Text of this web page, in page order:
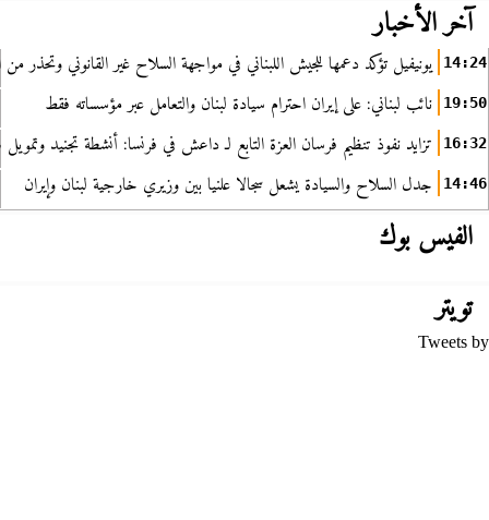
آخر الأخبار
14:24 يونيفيل تؤكد دعمها للجيش اللبناني في مواجهة السلاح غير القانوني وتحذر من
19:50 نائب لبناني: على إيران احترام سيادة لبنان والتعامل عبر مؤسساته فقط
16:32 تزايد نفوذ تنظيم فرسان العزة التابع لـ داعش في فرنسا: أنشطة تجنيد
14:46 جدل السلاح والسيادة يشعل سجالا علنيا بين وزيري خارجية لبنان وإيران
الفيس بوك
تويتر
Tweets by